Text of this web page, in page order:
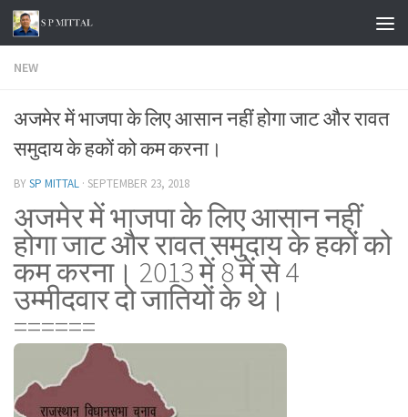
Skip to content
NEW
अजमेर में भाजपा के लिए आसान नहीं होगा जाट और रावत
समुदाय के हकों को कम करना।
BYSP MITTAL · SEPTEMBER 23, 2018
अजमेर में भाजपा के लिए आसान नहीं
होगा जाट और रावत समुदाय के हकों को
कम करना। 2013 में 8 में से 4
उम्मीदवार दो जातियों के थे।
======